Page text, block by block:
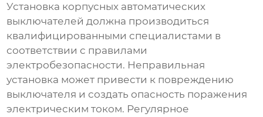
Установка корпусных автоматических
выключателей должна производиться
квалифицированными специалистами в
соответствии с правилами
электробезопасности. Неправильная
установка может привести к повреждению
выключателя и создать опасность поражения
электрическим током. Регулярное